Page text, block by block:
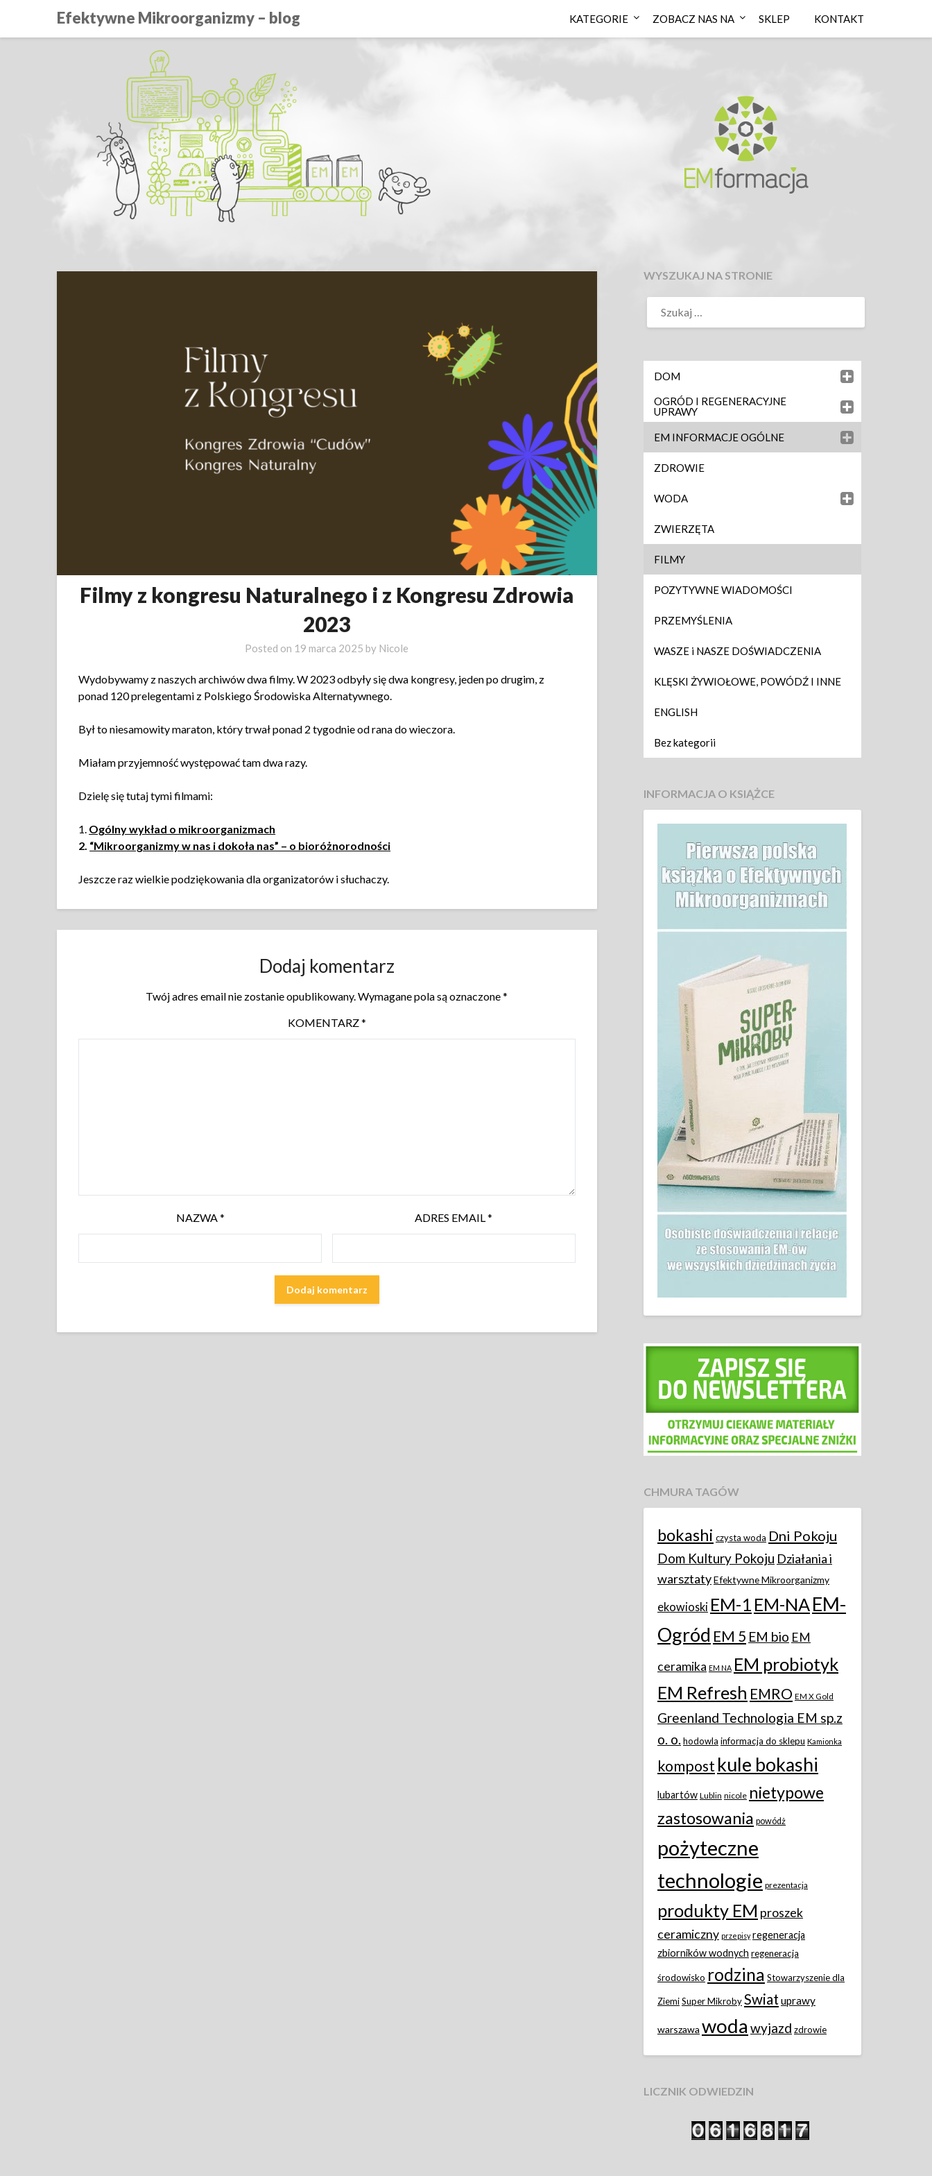
Efektywne Mikroorganizmy – blog KATEGORIE ZOBACZ NAS NA SKLEP KONTAKT
Filmy z kongresu Naturalnego i z Kongresu Zdrowia
2023
Posted on 19 marca 2025 by Nicole
Wydobywamy z naszych archiwów dwa filmy. W 2023 odbyły się dwa kongresy, jeden po drugim, z
ponad 120 prelegentami z Polskiego Środowiska Alternatywnego.
Był to niesamowity maraton, który trwał ponad 2 tygodnie od rana do wieczora.
Miałam przyjemność występować tam dwa razy.
Dzielę się tutaj tymi filmami:
1. Ogólny wykład o mikroorganizmach
2. “Mikroorganizmy w nas i dokoła nas” – o bioróżnorodności
Jeszcze raz wielkie podziękowania dla organizatorów i słuchaczy.
Dodaj komentarz
Twój adres email nie zostanie opublikowany.Wymagane pola są oznaczone*
KOMENTARZ*
NAZWA* ADRES EMAIL*
WYSZUKAJ NA STRONIE
DOM
OGRÓD I REGENERACYJNE
UPRAWY
EM INFORMACJE OGÓLNE
ZDROWIE
WODA
ZWIERZĘTA
FILMY
POZYTYWNE WIADOMOŚCI
PRZEMYŚLENIA
WASZE i NASZE DOŚWIADCZENIA
KLĘSKI ŻYWIOŁOWE, POWÓDŹ I INNE
ENGLISH
Bez kategorii
INFORMACJA O KSIĄŻCE
CHMURA TAGÓW
bokashi czysta woda Dni Pokoju
Dom Kultury Pokoju Działania i
warsztatyEfektywne Mikroorganizmy
ekowioski EM-1 EM-NAEM-
Ogród EM 5 EM bio EM
ceramika EM NA EM probiotyk
EM Refresh EMRO EM X Gold
Greenland Technologia EM sp.z
o. o.hodowla informacja do sklepu Kamionka
kompost kule bokashi
lubartów Lublin nicole nietypowe
zastosowania powódż
pożyteczne
technologie prezentacja
produkty EM proszek
ceramiczny przepisy regeneracja
zbiorników wodnych regeneracja
środowisko rodzina Stowarzyszenie dla
ZiemiSuper MikrobySwiat uprawy
warszawa woda wyjazd zdrowie
LICZNIK ODWIEDZIN